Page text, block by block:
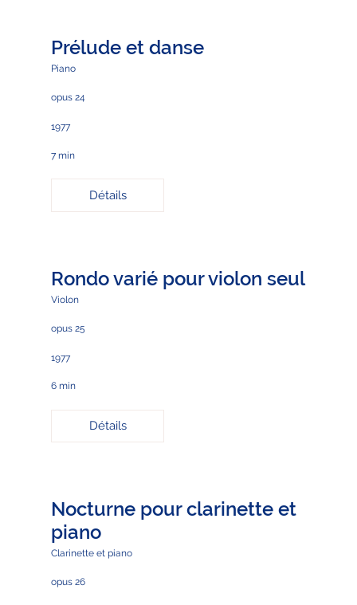
Prélude et danse
Piano
opus 24
1977
7 min
Détails
Rondo varié pour violon seul
Violon
opus 25
1977
6 min
Détails
Nocturne pour clarinette et
piano
Clarinette et piano
opus 26